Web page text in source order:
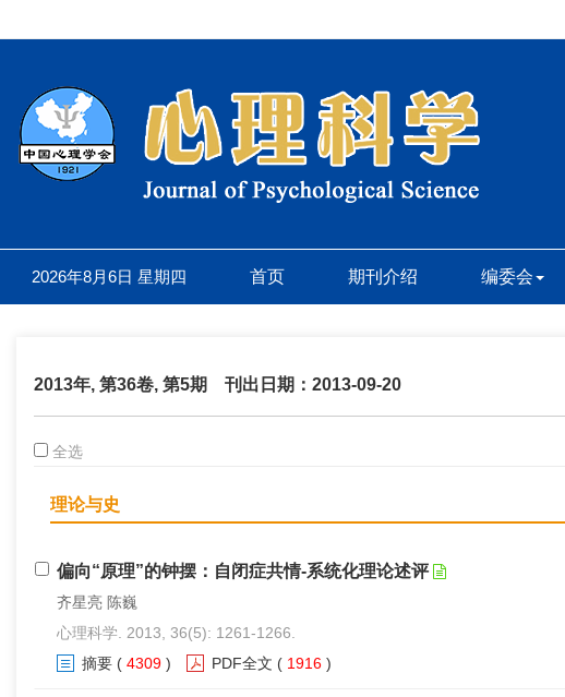
2026年8月6日 星期四 首页 期刊介绍 编委会
2013年, 第36卷, 第5期 刊出日期：2013-09-20
全选
理论与史
偏向“原理”的钟摆：自闭症共情-系统化理论述评
齐星亮 陈巍
心理科学. 2013, 36(5): 1261-1266.
摘要 ( 4309 ) PDF全文 ( 1916 )